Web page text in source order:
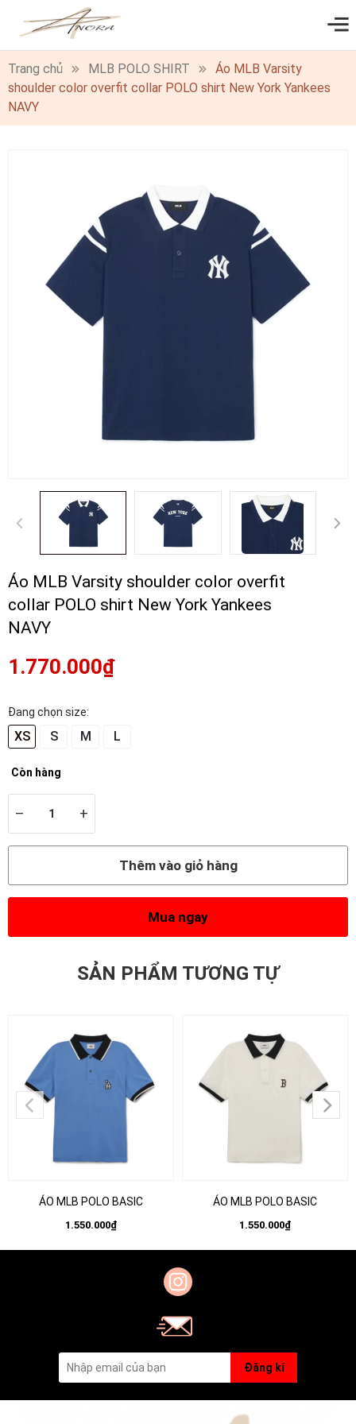
0
Trang chủ MLB POLO SHIRT
Áo MLB Varsity
shoulder color overfit collar POLO shirt New York Yankees
NAVY
Áo MLB Varsity shoulder color overfit
collar POLO shirt New York Yankees
NAVY
1.770.000₫
Đang chọn size:
XS S M L
Còn hàng
– +
Thêm vào giỏ hàng
Mua ngay
SẢN PHẨM TƯƠNG TỰ
ÁO MLB POLO BASIC
1.550.000₫
ÁO MLB POLO BASIC
1.550.000₫
Đăng kí